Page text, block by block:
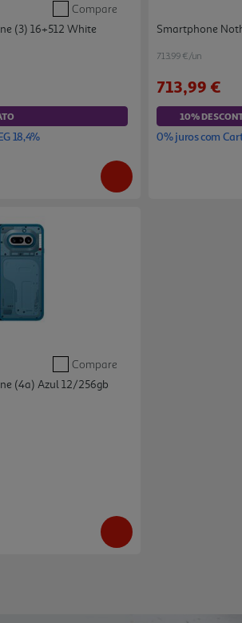
Compare
(3) 16+512 White
18,4%
Smartphone
713.99 €/un
713,99 €
10%
0% juros com
Compare
(4a) Azul 12/256gb